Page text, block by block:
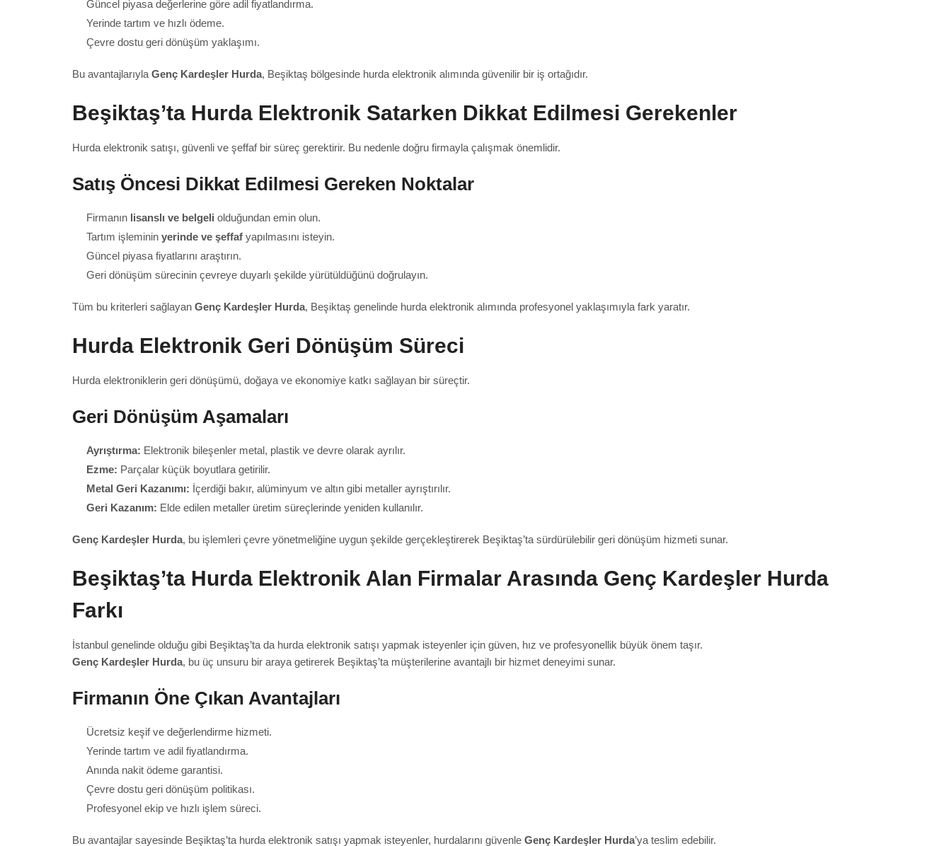
Güncel piyasa değerlerine göre adil fiyatlandırma.
Yerinde tartım ve hızlı ödeme.
Çevre dostu geri dönüşüm yaklaşımı.
Bu avantajlarıyla Genç Kardeşler Hurda, Beşiktaş bölgesinde hurda elektronik alımında güvenilir bir iş ortağıdır.
Beşiktaş’ta Hurda Elektronik Satarken Dikkat Edilmesi Gerekenler
Hurda elektronik satışı, güvenli ve şeffaf bir süreç gerektirir. Bu nedenle doğru firmayla çalışmak önemlidir.
Satış Öncesi Dikkat Edilmesi Gereken Noktalar
Firmanın lisanslı ve belgeli olduğundan emin olun.
Tartım işleminin yerinde ve şeffaf yapılmasını isteyin.
Güncel piyasa fiyatlarını araştırın.
Geri dönüşüm sürecinin çevreye duyarlı şekilde yürütüldüğünü doğrulayın.
Tüm bu kriterleri sağlayan Genç Kardeşler Hurda, Beşiktaş genelinde hurda elektronik alımında profesyonel yaklaşımıyla fark yaratır.
Hurda Elektronik Geri Dönüşüm Süreci
Hurda elektroniklerin geri dönüşümü, doğaya ve ekonomiye katkı sağlayan bir süreçtir.
Geri Dönüşüm Aşamaları
Ayrıştırma: Elektronik bileşenler metal, plastik ve devre olarak ayrılır.
Ezme: Parçalar küçük boyutlara getirilir.
Metal Geri Kazanımı: İçerdiği bakır, alüminyum ve altın gibi metaller ayrıştırılır.
Geri Kazanım: Elde edilen metaller üretim süreçlerinde yeniden kullanılır.
Genç Kardeşler Hurda, bu işlemleri çevre yönetmeliğine uygun şekilde gerçekleştirerek Beşiktaş’ta sürdürülebilir geri dönüşüm hizmeti sunar.
Beşiktaş’ta Hurda Elektronik Alan Firmalar Arasında Genç Kardeşler Hurda
Farkı
İstanbul genelinde olduğu gibi Beşiktaş’ta da hurda elektronik satışı yapmak isteyenler için güven, hız ve profesyonellik büyük önem taşır.
Genç Kardeşler Hurda, bu üç unsuru bir araya getirerek Beşiktaş’ta müşterilerine avantajlı bir hizmet deneyimi sunar.
Firmanın Öne Çıkan Avantajları
Ücretsiz keşif ve değerlendirme hizmeti.
Yerinde tartım ve adil fiyatlandırma.
Anında nakit ödeme garantisi.
Çevre dostu geri dönüşüm politikası.
Profesyonel ekip ve hızlı işlem süreci.
Bu avantajlar sayesinde Beşiktaş’ta hurda elektronik satışı yapmak isteyenler, hurdalarını güvenle Genç Kardeşler Hurda’ya teslim edebilir.